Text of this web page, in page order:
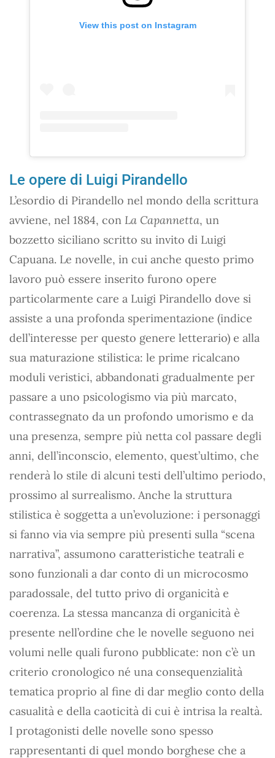
View this post on Instagram
Le opere di Luigi Pirandello
L’esordio di Pirandello nel mondo della scrittura
avviene, nel 1884, con La Capannetta, un
bozzetto siciliano scritto su invito di Luigi
Capuana. Le novelle, in cui anche questo primo
lavoro può essere inserito furono opere
particolarmente care a Luigi Pirandello dove si
assiste a una profonda sperimentazione (indice
dell’interesse per questo genere letterario) e alla
sua maturazione stilistica: le prime ricalcano
moduli veristici, abbandonati gradualmente per
passare a uno psicologismo via più marcato,
contrassegnato da un profondo umorismo e da
una presenza, sempre più netta col passare degli
anni, dell’inconscio, elemento, quest’ultimo, che
renderà lo stile di alcuni testi dell’ultimo periodo,
prossimo al surrealismo. Anche la struttura
stilistica è soggetta a un’evoluzione: i personaggi
si fanno via via sempre più presenti sulla “scena
narrativa”, assumono caratteristiche teatrali e
sono funzionali a dar conto di un microcosmo
paradossale, del tutto privo di organicità e
coerenza. La stessa mancanza di organicità è
presente nell’ordine che le novelle seguono nei
volumi nelle quali furono pubblicate: non c’è un
criterio cronologico né una consequenzialità
tematica proprio al fine di dar meglio conto della
casualità e della caoticità di cui è intrisa la realtà.
I protagonisti delle novelle sono spesso
rappresentanti di quel mondo borghese che a